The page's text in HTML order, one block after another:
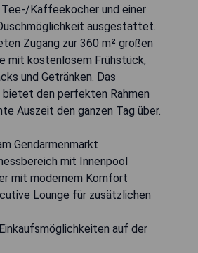
Tee-/Kaffeekocher und einer
ausgestattet.
Zugang zur 360 m² großen
mit kostenlosem Frühstück,
und Getränken. Das
den perfekten Rahmen
Auszeit den ganzen Tag über.
Gendarmenmarkt
mit Innenpool
mit modernem Komfort
Lounge für zusätzlichen
auf der